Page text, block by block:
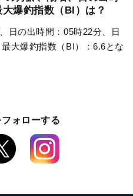
爆釣指数（BI）は？
日の出時間：05時22分、日
大爆釣指数（BI）：6.6とな
ォローする